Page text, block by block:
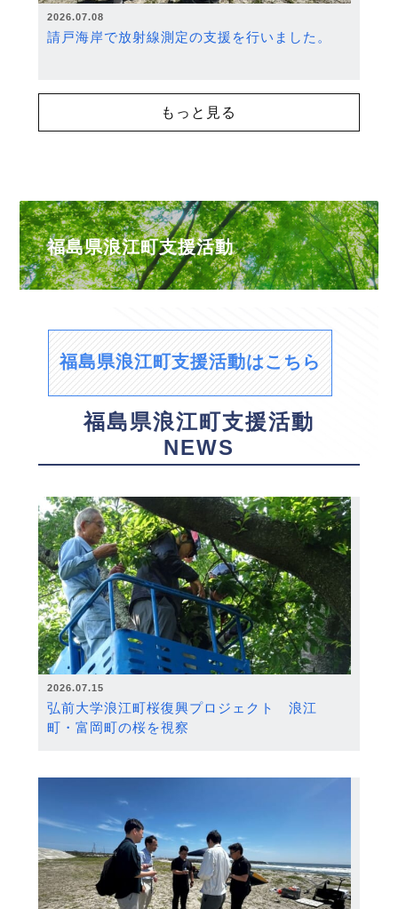
2026.07.08
請戸海岸で放射線測定の支援を行いました。
もっと見る
福島県浪江町支援活動
福島県浪江町支援活動はこちら
福島県浪江町支援活動
NEWS
2026.07.15
弘前大学浪江町桜復興プロジェクト 浪江
町・富岡町の桜を視察